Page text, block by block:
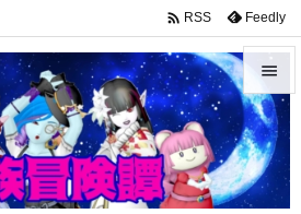


メニュ

サイド
 RSS Feedly